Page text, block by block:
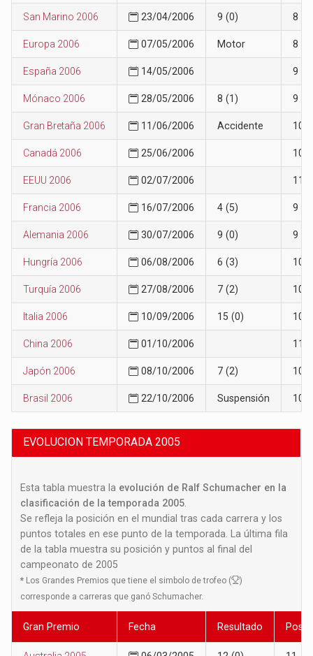
San Marino 2006 23/04/2006 9 (0) 8
Europa 2006 07/05/2006 Motor 8
España 2006 14/05/2006 9
Mónaco 2006 28/05/2006 8 (1) 9
Gran Bretaña 2006 11/06/2006 Accidente 10
Canadá 2006 25/06/2006 10
EEUU 2006 02/07/2006 11
Francia 2006 16/07/2006 4 (5) 9
Alemania 2006 30/07/2006 9 (0) 9
Hungría 2006 06/08/2006 6 (3) 10
Turquía 2006 27/08/2006 7 (2) 10
Italia 2006 10/09/2006 15 (0) 10
China 2006 01/10/2006 11
Japón 2006 08/10/2006 7 (2) 10
Brasil 2006 22/10/2006 Suspensión 10
EVOLUCION TEMPORADA 2005
Esta tabla muestra la evolución de Ralf Schumacher en la
clasificación de la temporada 2005
Se refleja la posición en el mundial tras cada carrera y los
puntos totales en ese punto de la temporada. La última fila
de la tabla muestra su posición y puntos al final del
campeonato de 2005
* Los Grandes Premios que tiene el simbolo de trofeo (
)
corresponde a carreras que ganó Schumacher.
Gran Premio Fecha Resultado